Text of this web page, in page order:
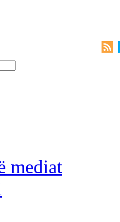
mediat